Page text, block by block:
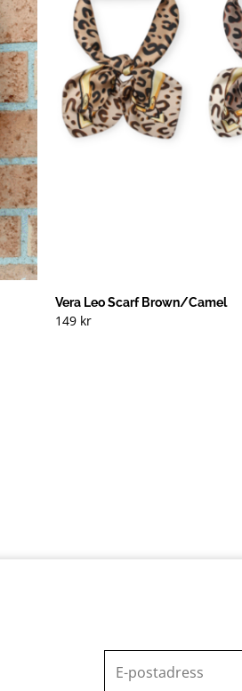
Vera Leo Scarf Brown/Camel
149 kr